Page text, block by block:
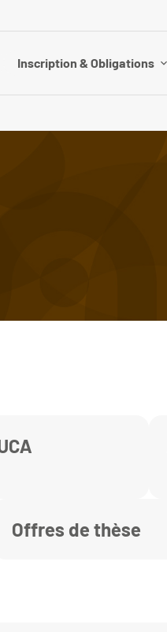
Inscription & Obligations
Offres de thèse